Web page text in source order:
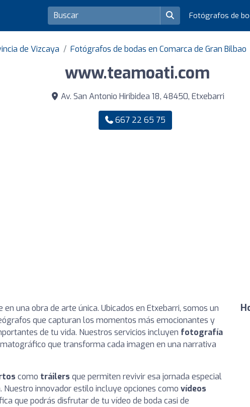
Fotógrafos de
de Vizcaya Fotógrafos de bodas en Comarca de Gran Bilbao
www.teamoati.com
Av. San Antonio Hiribidea 18, 48450, Etxebarri
667 22 65 75
en una obra de arte única. Ubicados en Etxebarri, somos un
que capturan los momentos más emocionantes y
de tu vida. Nuestros servicios incluyen fotografía
que transforma cada imagen en una narrativa
como tráilers que permiten revivir esa jornada especial
innovador estilo incluye opciones como vídeos
que podrás disfrutar de tu vídeo de boda casi de